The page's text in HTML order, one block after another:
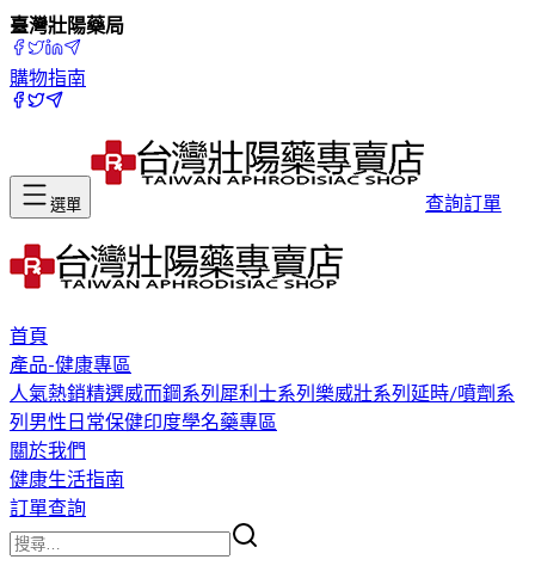
臺灣壯陽藥局
購物指南
選單 查詢訂單
首頁
產品-健康專區
人氣熱銷精選威而鋼系列 犀利士系列 樂威壯系列 延時/噴劑系
列 男性日常保健印度學名藥專區
關於我們
健康生活指南
訂單查詢